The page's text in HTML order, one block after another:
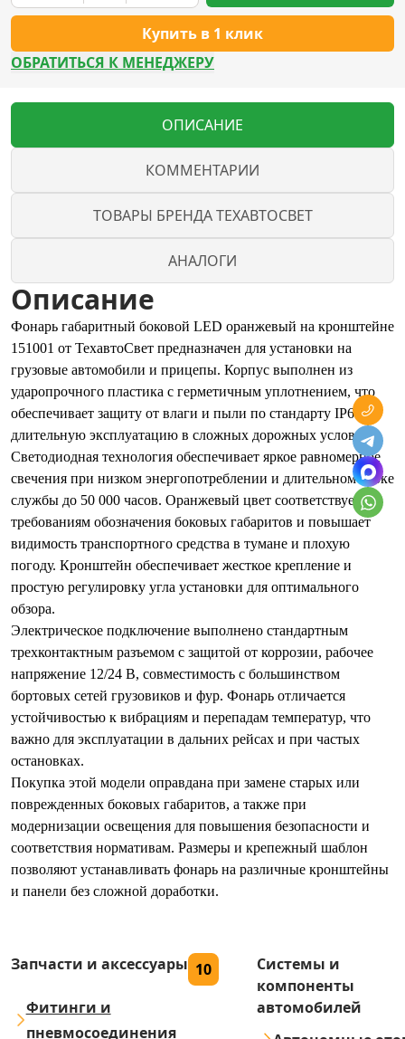
Купить в 1 клик
ОБРАТИТЬСЯ К МЕНЕДЖЕРУ
ОПИСАНИЕ
КОММЕНТАРИИ
ТОВАРЫ БРЕНДА ТЕХАВТОСВЕТ
АНАЛОГИ
Описание
Фонарь габаритный боковой LED оранжевый на кронштейне
151001 от ТехавтоСвет предназначен для установки на
грузовые автомобили и прицепы. Корпус выполнен из
ударопрочного пластика с герметичным уплотнением, что
обеспечивает защиту от влаги и пыли по стандарту IP67 и
длительную эксплуатацию в сложных дорожных условиях.
Светодиодная технология обеспечивает яркое равномерное
свечения при низком энергопотреблении и длительном сроке
службы до 50 000 часов. Оранжевый цвет соответствует
требованиям обозначения боковых габаритов и повышает
видимость транспортного средства в тумане и плохую
погоду. Кронштейн обеспечивает жесткое крепление и
простую регулировку угла установки для оптимального
обзора.
Электрическое подключение выполнено стандартным
трехконтактным разъемом с защитой от коррозии, рабочее
напряжение 12/24 В, совместимость с большинством
бортовых сетей грузовиков и фур. Фонарь отличается
устойчивостью к вибрациям и перепадам температур, что
важно для эксплуатации в дальних рейсах и при частых
остановках.
Покупка этой модели оправдана при замене старых или
поврежденных боковых габаритов, а также при
модернизации освещения для повышения безопасности и
соответствия нормативам. Размеры и крепежный шаблон
позволяют устанавливать фонарь на различные кронштейны
и панели без сложной доработки.
Запчасти и аксессуары 10
Фитинги и
пневмосоединения
Системы и
компоненты
автомобилей